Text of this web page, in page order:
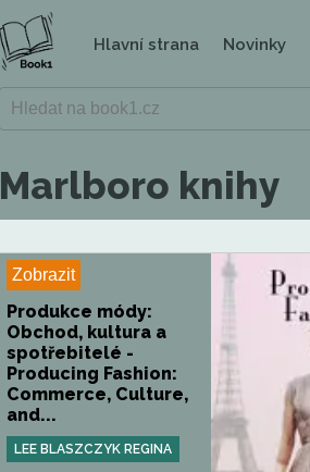
Hlavní strana Novinky
Marlboro knihy
Zobrazit
Produkce módy:
Obchod, kultura a
spotřebitelé -
Producing Fashion:
Commerce, Culture,
and...
LEE BLASZCZYK REGINA